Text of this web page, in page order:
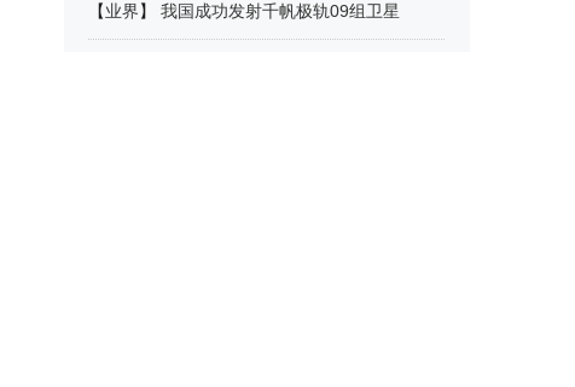
【业界】 我国成功发射千帆极轨09组卫星